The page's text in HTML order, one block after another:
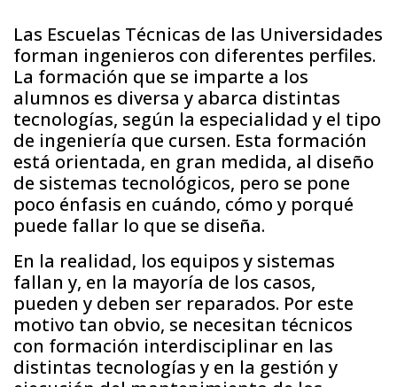
Las Escuelas Técnicas de las Universidades
forman ingenieros con diferentes perfiles.
La formación que se imparte a los
alumnos es diversa y abarca distintas
tecnologías, según la especialidad y el tipo
de ingeniería que cursen. Esta formación
está orientada, en gran medida, al diseño
de sistemas tecnológicos, pero se pone
poco énfasis en cuándo, cómo y porqué
puede fallar lo que se diseña.
En la realidad, los equipos y sistemas
fallan y, en la mayoría de los casos,
pueden y deben ser reparados. Por este
motivo tan obvio, se necesitan técnicos
con formación interdisciplinar en las
distintas tecnologías y en la gestión y